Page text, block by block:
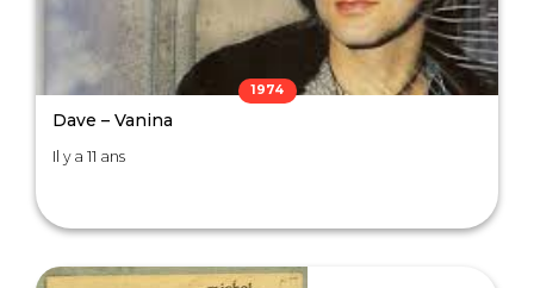
1974
Dave – Vanina
Il y a 11 ans